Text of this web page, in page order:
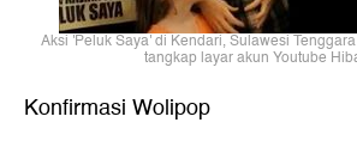
Aksi 'Peluk Saya' di Kendari, Sulawesi
tangkap layar akun Youtube
Konfirmasi Wolipop